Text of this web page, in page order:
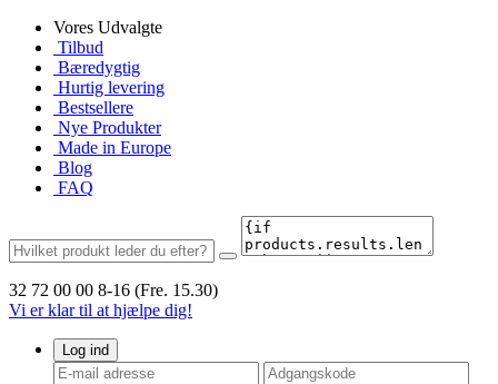
Vores Udvalgte
Tilbud
Bæredygtig
Hurtig levering
Bestsellere
Nye Produkter
Made in Europe
Blog
FAQ
32 72 00 00 8-16 (Fre. 15.30)
Vi er klar til at hjælpe dig!
Log ind